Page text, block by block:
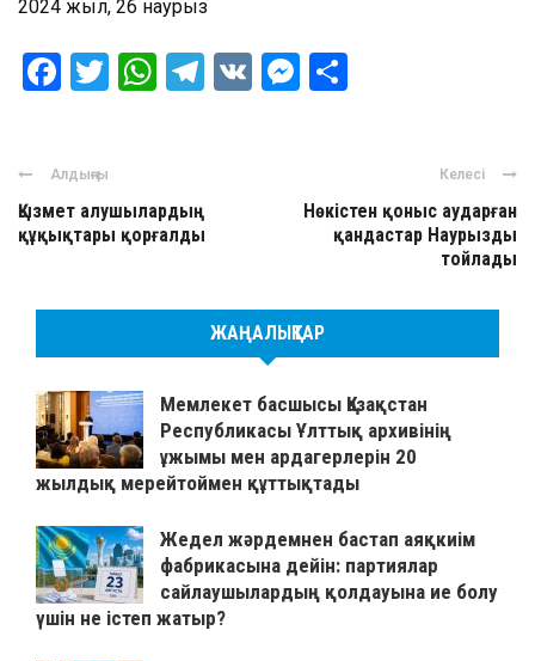
2024 жыл, 26 наурыз
Facebook
Twitter
WhatsApp
Telegram
VK Messenger
Алдыңғы
Қызмет алушылардың
құқықтары қорғалды
Келесі
Нөкістен қоныс аударған
қандастар Наурызды
тойлады
ЖАҢАЛЫҚТАР
Мемлекет басшысы Қазақстан
Республикасы Ұлттық архивінің
ұжымы мен ардагерлерін 20
жылдық мерейтоймен құттықтады
Жедел жәрдемнен бастап аяқкиім
фабрикасына дейін: партиялар
сайлаушылардың қолдауына ие болу
үшін не істеп жатыр?